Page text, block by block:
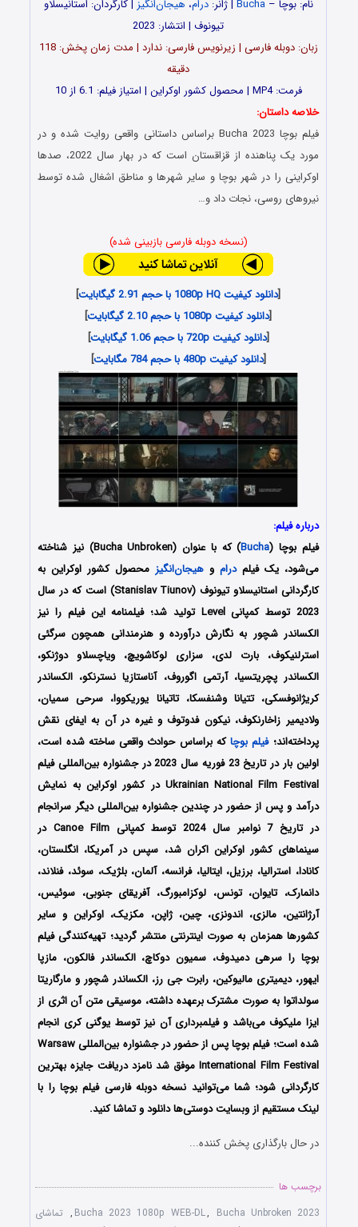
نام: بوچا –Bucha | ژانر:درام، هیجان‌انگیز | کارگردان: استانیسلاو
تیونوف | انتشار: 2023
زبان: دوبله فارسی | زیرنویس فارسی: ندارد | مدت زمان پخش: 118
دقیقه
فرمت: MP4 | محصول کشور اوکراین | امتیاز فیلم: 6.1 از 10
خلاصه داستان:
فیلم بوچا Bucha 2023 براساس داستانی واقعی روایت شده و در
مورد یک پناهنده از قزاقستان است که در بهار سال 2022، صدها
اوکراینی را در شهر بوچا و سایر شهرها و مناطق اشغال‌ شده توسط
نیروهای روسی، نجات داد و…
(نسخه دوبله فارسی بازبینی شده)
[دانلود کیفیت 1080p HQ با حجم 2.91 گیگابایت
]
[دانلود کیفیت 1080p با حجم 2.10 گیگابایت
]
[دانلود کیفیت 720p با حجم 1.06 گیگابایت
]
[دانلود کیفیت 480p با حجم 784 مگابایت ]
درباره فیلم:
فیلم بوچا (Bucha
) که با عنوان (Bucha Unbroken) نیز شناخته
می‌شود، یک فیلمدرام و هیجان‌انگیز محصول کشور اوکراین به
کارگردانی استانیسلاو تیونوف (Stanislav Tiunov) است که در سال
2023 توسط کمپانی Level تولید شد؛ فیلمنامه این فیلم را نیز
الکساندر شچور به نگارش درآورده و هنرمندانی همچون سرگئی
استرلنیکوف، بارت لدی، سزاری لوکاشویچ، ویاچسلاو دوژنکو،
الکساندر پچریتسیا، آرتمی اگوروف، آناستازیا نسترنکو، الکساندر
کریژانوفسکی، تتیانا وشنفسکا، تاتیانا یوریکووا، سرحی سمیان،
ولادیمیر زاخارنکوف، نیکون فدوتوف و غیره در آن به ایفای نقش
پرداخته‌اند؛فیلم بوچاکه براساس حوادث واقعی ساخته شده است،
اولین بار در تاریخ 23 فوریه سال 2023 در جشنواره بین‌المللی فیلم
Ukrainian National Film Festival در کشور اوکراین به نمایش
درآمد و پس از حضور در چندین جشنواره بین‌المللی دیگر سرانجام
در تاریخ 7 نوامبر سال 2024 توسط کمپانی‌‌ Canoe Film در
سینماهای کشور اوکراین اکران شد، سپس در آمریکا، انگلستان،
کانادا، استرالیا، برزیل، ایتالیا، فرانسه، آلمان، بلژیک، سوئد، فنلاند،
دانمارک، تایوان، تونس، لوکزامبورگ، آفریقای جنوبی، سوئیس،
آرژانتین، مالزی، اندونزی، چین، ژاپن، مکزیک، اوکراین و سایر
کشورها همزمان به صورت اینترنتی منتشر گردید؛ تهیه‌کنندگی فیلم
بوچا را سرهی دمیدوف، سمیون دوکاچ، الکساندر فالکون، مازپا
ایهور، دیمیتری مالیوکین، رابرت جی رز، الکساندر شچور و مارگاریتا
سولداتوا به صورت مشترک برعهده داشته، موسیقی متن آن اثری از
ایزا ملیکوف می‌باشد و فیلمبرداری آن نیز توسط یوگنی کری انجام
شده است؛ فیلم بوچا پس از حضور در جشنواره‌‌‌‌ بین‌المللی Warsaw
International Film Festival موفق شد نامزد دریافت جایزه بهترین
کارگردانی شود؛ شما می‌توانید نسخه دوبله فارسی فیلم بوچا را با
‌لینک مستقیم از وبسایت دوستی‌ها دانلود و تماشا کنید.
در حال بارگذاری پخش کننده...
برچسب ها
Bucha 2023 1080p WEB-DL, Bucha Unbroken 2023
, تماشای